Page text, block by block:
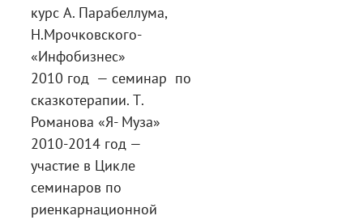
курс А. Парабеллума,
Н.Мрочковского-
«Инфобизнес»
2010 год — семинар по
сказкотерапии. Т.
Романова «Я- Муза»
2010-2014 год —
участие в Цикле
семинаров по
риенкарнационной